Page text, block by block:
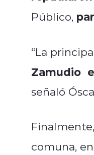
Público,
“La
Zamudio
señaló
comuna,